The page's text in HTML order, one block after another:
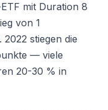
mit Duration 8
von 1
stiegen die
— viele
20-30 % in